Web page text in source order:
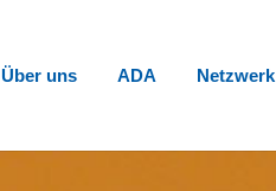
Über uns ADA Netzwerk